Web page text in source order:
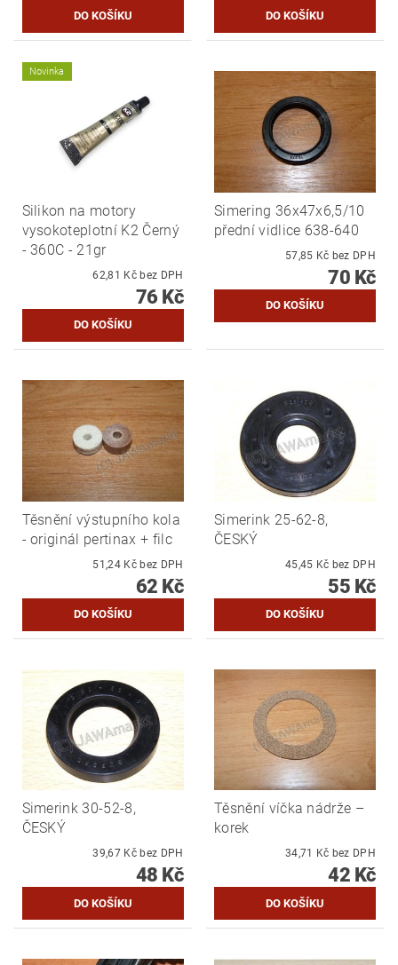
Novinka
Silikon na motory
vysokoteplotní K2 Černý
- 360C - 21gr
62,81 Kč bez DPH
76 Kč
Simering 36x47x6,5/10
přední vidlice 638-640
57,85 Kč bez DPH
70 Kč
Těsnění výstupního kola
- originál pertinax + filc
51,24 Kč bez DPH
62 Kč
Simerink 25-62-8,
ČESKÝ
45,45 Kč bez DPH
55 Kč
Simerink 30-52-8,
ČESKÝ
39,67 Kč bez DPH
48 Kč
Těsnění víčka nádrže –
korek
34,71 Kč bez DPH
42 Kč